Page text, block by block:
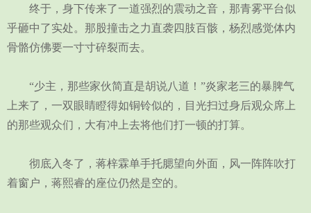
终于，身下传来了一道强烈的震动之音，那青雾平台似
乎砸中了实处。那股撞击之力直袭四肢百骸，杨烈感觉体内
骨骼仿佛要一寸寸碎裂而去。
“少主，那些家伙简直是胡说八道！”炎家老三的暴脾气
上来了，一双眼睛瞪得如铜铃似的，目光扫过身后观众席上
的那些观众们，大有冲上去将他们打一顿的打算。
彻底入冬了，蒋梓霖单手托腮望向外面，风一阵阵吹打
着窗户，蒋熙睿的座位仍然是空的。